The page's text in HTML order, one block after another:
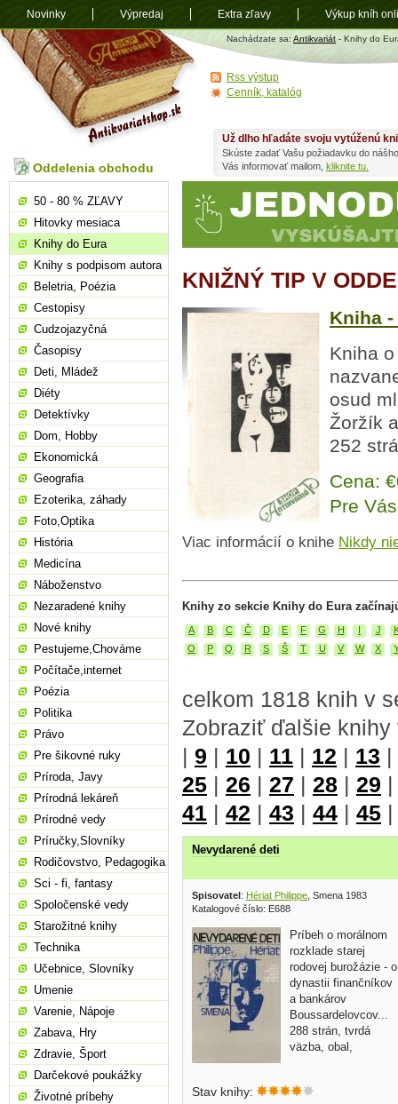
Antikvariát
shop.sk
Nachádzate sa: Antikvariát - Knihy do
KNIŽNÝ TIP V
Kniha
Kniha
osud
Žoržík
252
Cena:
Pre
Viac informácií o knihe Nikdy
Knihy zo sekcie Knihy do Eura
A B C Č D E F G H I J
O
P Q R S Š T U V W X
celkom 1818 knih v
Zobraziť ďalšie
| 9 | 10 | 11 | 12 | 13 |
25 | 26 | 27 | 28 | 29
41 | 42 | 43 | 44 | 45
Nevydarené deti
Spisovatel: Hériat Philippe , Smena 1983
Katalogové číslo: E688
Príbeh o morálnom
rozklade starej
rodovej burožázie - o
dynastii finančníkov
a bankárov
Boussardelovcov...
288 strán, tvrdá
väzba, obal,
Stav knihy:
Už dlho hľadáte svoju vytúženú
Skúste zadať Vašu požiadavku do
Vás informovať mailom, kliknite tu.
Oddelenia obchodu
50 - 80 % ZĽAVY
Hitovky mesiaca
Knihy do Eura
Knihy s podpisom autora
Beletria, Poézia
Cestopisy
Cudzojazyčná
Časopisy
Deti, Mládež
Diéty
Detektívky
Dom, Hobby
Ekonomická
Geografia
Ezoterika, záhady
Foto,Optika
História
Medicína
Náboženstvo
Nezaradené knihy
Nové knihy
Pestujeme,Chováme
Počítače,internet
Poézia
Politika
Právo
Pre šikovné ruky
Príroda, Javy
Prírodná lekáreň
Prírodné vedy
Príručky,Slovníky
Rodičovstvo, Pedagogika
Sci - fi, fantasy
Spoločenské vedy
Starožitné knihy
Technika
Učebnice, Slovníky
Umenie
Varenie, Nápoje
Zabava, Hry
Zdravie, Šport
Darčekové poukážky
Životné príbehy
Rss výstup
Cenník, katalóg
Novinky Výpredaj Extra zľavy Výkup kníh